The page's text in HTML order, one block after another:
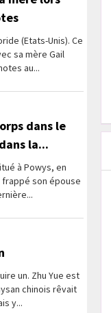
(Etats-Unis). Ce
sa mère Gail
au...
dans le
la...
à Powys, en
frappé son épouse
un. Zhu Yue est
chinois rêvait
y...